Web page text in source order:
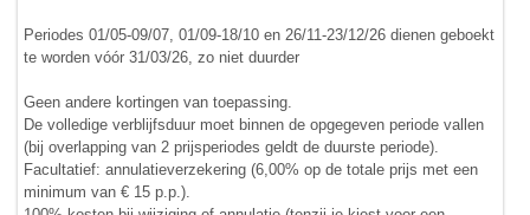
Periodes 01/05-09/07, 01/09-18/10 en 26/11-23/12/26 dienen geboekt
te worden vóór 31/03/26, zo niet duurder
Geen andere kortingen van toepassing.
De volledige verblijfsduur moet binnen de opgegeven periode vallen
(bij overlapping van 2 prijsperiodes geldt de duurste periode).
Facultatief: annulatieverzekering (6,00% op de totale prijs met een
minimum van € 15 p.p.).